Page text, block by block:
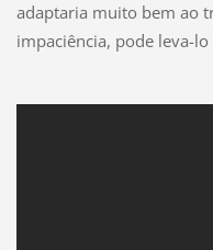
adaptaria muito bem ao
impaciência, pode leva-